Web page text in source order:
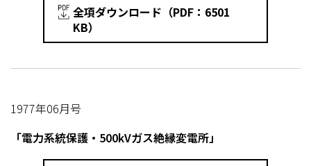
全項ダウンロード（PDF：6501
KB）
1977年06月号
「電力系統保護・500kVガス絶縁変電所」